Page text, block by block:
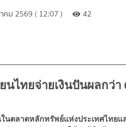
คม 2569 ( 12:07 ) 42
นไทยจ่ายเงินปันผลกว่
นตลาดหลักทรัพย์แห่งประเทศไทย